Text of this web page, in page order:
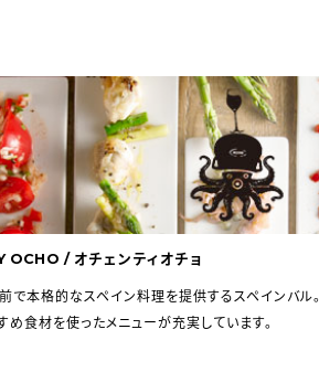
OCHO / オチェンティオチョ
で本格的なスペイン料理を提供するスペインバル。
め食材を使ったメニューが充実しています。